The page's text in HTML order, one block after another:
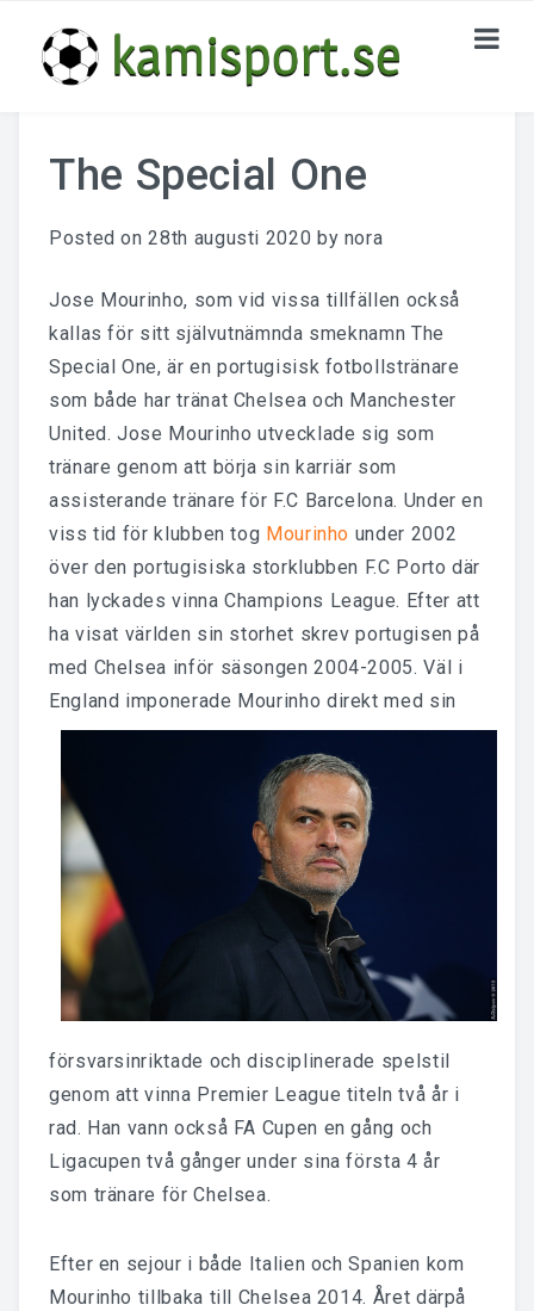
KATEGORIER
Nu Och Då
Giganterna I England
KONTAKTA OSS
The Special One
Posted on28th augusti 2020 by nora
Jose Mourinho, som vid vissa tillfällen också
kallas för sitt självutnämnda smeknamn The
Special One, är en portugisisk fotbollstränare
som både har tränat Chelsea och Manchester
United. Jose Mourinho utvecklade sig som
tränare genom att börja sin karriär som
assisterande tränare för F.C Barcelona. Under en
viss tid för klubben tog Mourinho under 2002
över den portugisiska storklubben F.C Porto där
han lyckades vinna Champions League. Efter att
ha visat världen sin storhet skrev portugisen på
med Chelsea inför säsongen 2004-2005. Väl i
England imponerade Mourinho direkt med sin
försvarsinriktade och disciplinerade spelstil
genom att vinna Premier League titeln två år i
rad. Han vann också FA Cupen en gång och
Ligacupen två gånger under sina första 4 år
som tränare för Chelsea.
Efter en sejour i både Italien och Spanien kom
Mourinho tillbaka till Chelsea 2014. Året därpå